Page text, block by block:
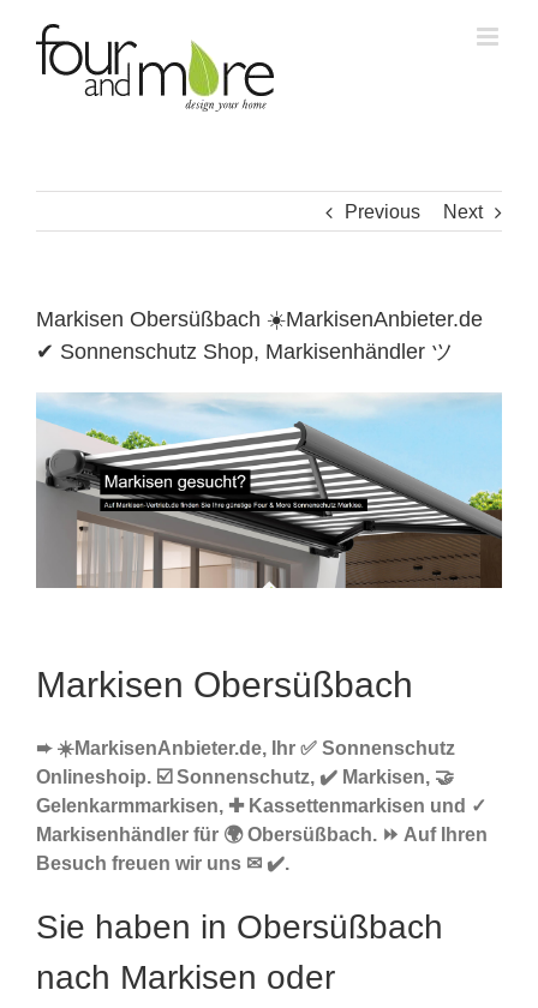
content
Previous Next
Markisen Obersüßbach ☀️MarkisenAnbieter.de
✔ Sonnenschutz Shop, Markisenhändler ツ
Markisen Obersüßbach
➨ ☀️MarkisenAnbieter.de, Ihr ✅ Sonnenschutz
Onlineshoip. ☑️ Sonnenschutz, ✔️ Markisen, 🤝
Gelenkarmmarkisen, ✚ Kassettenmarkisen und ✓
Markisenhändler für 🌍 Obersüßbach. ⏩ Auf Ihren
Besuch freuen wir uns ✉ ✔️.
Sie haben in Obersüßbach
nach Markisen oder